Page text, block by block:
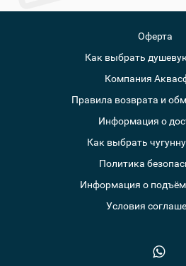
Оферта
Как выбрать
Компания
Правила возврата и
Информация о
Как выбрать
Политика
Информация о
Условия